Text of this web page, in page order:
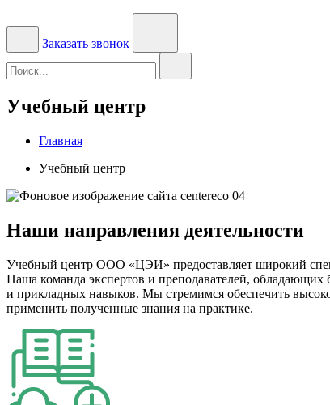
Заказать звонок
Учебный центр
Главная
Учебный центр
Наши направления деятельности
Учебный центр ООО «ЦЭИ» предоставляет широкий
Наша команда экспертов и преподавателей,
и прикладных навыков. Мы стремимся обеспечить
применить полученные знания на практике.